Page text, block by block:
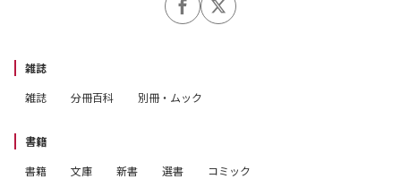
雑誌
雑誌
分冊百科 別冊・ムック
書籍
書籍
文庫 新書 選書 コミック